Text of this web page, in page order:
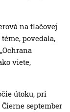
na tlačovej
povedala,
viete,
útoku, pri
september